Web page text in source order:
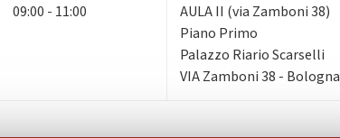
09:00 - 11:00
AULA II (via Zamboni 38)
Piano Primo
Palazzo Riario Scarselli
VIA Zamboni 38 - Bologna